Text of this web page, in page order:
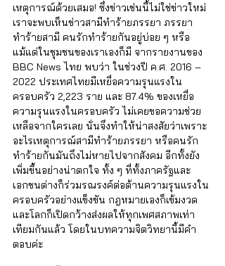
เหตุการณ์ด้วยเสมอ! ซึ่งข่าวเช่นนี้ไม่ใช่ข่าวใหม่
เราจะพบเห็นข่าวสามีทำร้ายภรรยา ภรรยา
ทำร้ายสามี คนรักทำร้ายกันอยู่บ่อย ๆ หรือ
แม้แต่ในชุมชนของเราเองก็มี จากรายงานของ
BBC News ไทย พบว่า ในช่วงปี ค.ศ. 2016 –
2022 ประเทศไทยมีเหยื่อความรุนแรงใน
ครอบครัว 2,223 ราย และ 87.4% ของเหยื่อ
ความรุนแรงในครอบครัว ไม่เคยขอความช่วย
เหลือจากใครเลย นั่นจึงทำให้น่าสงสัยว่าเพราะ
อะไรเหตุการณ์สามีทำร้ายภรรยา หรือคนรัก
ทำร้ายกันมันถึงไม่หายไปจากสังคม อีกทั้งยัง
เพิ่มขึ้นอย่างน่าตกใจ ทั้ง ๆ ที่ทั้งภาครัฐและ
เอกชนต่างก็ร่วมรณรงค์ต่อต้านความรุนแรงใน
ครอบครัวอย่างแข็งขัน กฎหมายเองก็เข้มงวด
และโลกก็เปิดกว้างส่งผลให้ทุกเพศสภาพเท่า
เทียมกันแล้ว โดยในบทความจิตวิทยานี้มีคำ
ตอบค่ะ